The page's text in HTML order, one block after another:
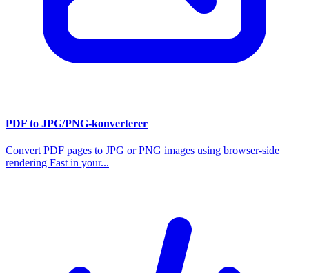
PDF to JPG/PNG-konverterer
Convert PDF pages to JPG or PNG images using browser-side
rendering Fast in your...